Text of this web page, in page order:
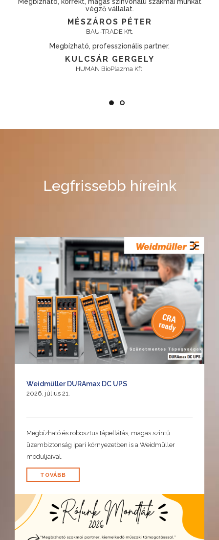
OTP Bank Nyrt.
Rendezett, összeszedett vállalkozás.
SZABÓ LÁSZLÓ
Metrodom Kft.
Pontos. Precíz. Rugalmas.
ÜZEMELTETÉS
Legfrissebb híreink
Weidmüller DURAmax DC UPS
2026. július 21.
Megbízható és robosztus tápellátás, magas szintű
üzembiztonság ipari környezetben is a Weidmüller
moduljaival.
TOVÁBB